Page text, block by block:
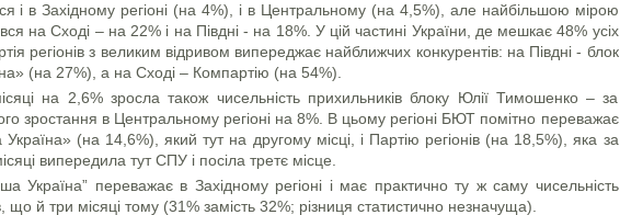
і в Західному регіоні (на 4%), і в Центральному (на 4,5%), але найбільшою мірою
на Сході – на 22% і на Півдні - на 18%. У цій частині України, де мешкає 48% усіх
регіонів з великим відривом випереджає найближчих конкурентів: на Півдні - блок
(на 27%), а на Сході – Компартію (на 54%).
на 2,6% зросла також чисельність прихильників блоку Юлії Тимошенко – за
зростання в Центральному регіоні на 8%. В цьому регіоні БЮТ помітно переважає
(на 14,6%), який тут на другому місці, і Партію регіонів (на 18,5%), яка за
випередила тут СПУ і посіла третє місце.
Україна” переважає в Західному регіоні і має практично ту ж саму чисельність
що й три місяці тому (31% замість 32%; різниця статистично незначуща).